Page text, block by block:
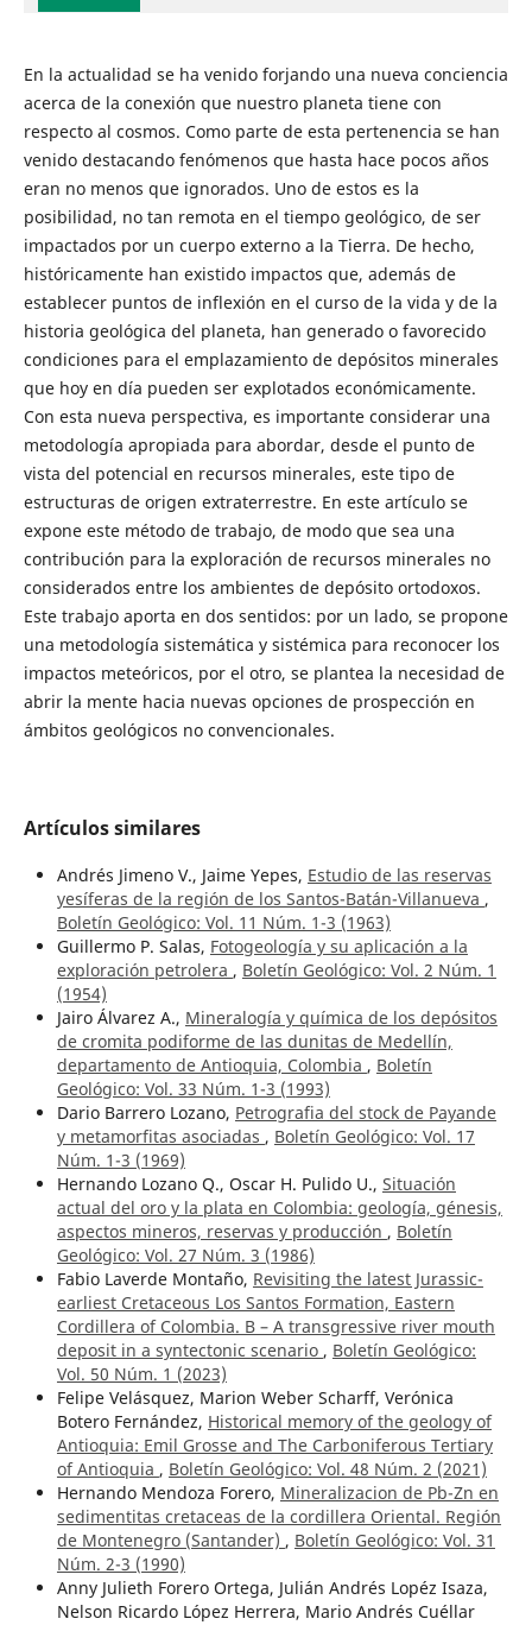
En la actualidad se ha venido forjando una nueva conciencia
acerca de la conexión que nuestro planeta tiene con
respecto al cosmos. Como parte de esta pertenencia se han
venido destacando fenómenos que hasta hace pocos años
eran no menos que ignorados. Uno de estos es la
posibilidad, no tan remota en el tiempo geológico, de ser
impactados por un cuerpo externo a la Tierra. De hecho,
históricamente han existido impactos que, además de
establecer puntos de inflexión en el curso de la vida y de la
historia geológica del planeta, han generado o favorecido
condiciones para el emplazamiento de depósitos minerales
que hoy en día pueden ser explotados económicamente.
Con esta nueva perspectiva, es importante considerar una
metodología apropiada para abordar, desde el punto de
vista del potencial en recursos minerales, este tipo de
estructuras de origen extraterrestre. En este artículo se
expone este método de trabajo, de modo que sea una
contribución para la exploración de recursos minerales no
considerados entre los ambientes de depósito ortodoxos.
Este trabajo aporta en dos sentidos: por un lado, se propone
una metodología sistemática y sistémica para reconocer los
impactos meteóricos, por el otro, se plantea la necesidad de
abrir la mente hacia nuevas opciones de prospección en
ámbitos geológicos no convencionales.
Artículos similares
Andrés Jimeno V., Jaime Yepes, Estudio de las reservas
yesíferas de la región de los Santos-Batán-Villanueva ,
Boletín Geológico: Vol. 11 Núm. 1-3 (1963)
Guillermo P. Salas, Fotogeología y su aplicación a la
exploración petrolera , Boletín Geológico: Vol. 2 Núm. 1
(1954)
Jairo Álvarez A., Mineralogía y química de los depósitos
de cromita podiforme de las dunitas de Medellín,
departamento de Antioquia, Colombia , Boletín
Geológico: Vol. 33 Núm. 1-3 (1993)
Dario Barrero Lozano, Petrografia del stock de Payande
y metamorfitas asociadas , Boletín Geológico: Vol. 17
Núm. 1-3 (1969)
Hernando Lozano Q., Oscar H. Pulido U., Situación
actual del oro y la plata en Colombia: geología, génesis,
aspectos mineros, reservas y producción , Boletín
Geológico: Vol. 27 Núm. 3 (1986)
Fabio Laverde Montaño, Revisiting the latest Jurassic-
earliest Cretaceous Los Santos Formation, Eastern
Cordillera of Colombia. B – A transgressive river mouth
deposit in a syntectonic scenario , Boletín Geológico:
Vol. 50 Núm. 1 (2023)
Felipe Velásquez, Marion Weber Scharff, Verónica
Botero Fernández, Historical memory of the geology of
Antioquia: Emil Grosse and The Carboniferous Tertiary
of Antioquia , Boletín Geológico: Vol. 48 Núm. 2 (2021)
Hernando Mendoza Forero, Mineralizacion de Pb-Zn en
sedimentitas cretaceas de la cordillera Oriental. Región
de Montenegro (Santander) , Boletín Geológico: Vol. 31
Núm. 2-3 (1990)
Anny Julieth Forero Ortega, Julián Andrés Lopéz Isaza,
Nelson Ricardo López Herrera, Mario Andrés Cuéllar